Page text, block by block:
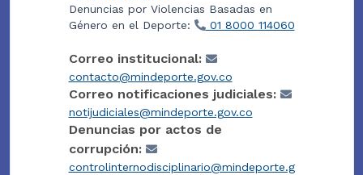
Denuncias por Violencias Basadas en
Género en el Deporte:
01 8000 114060
Correo institucional:
contacto@mindeporte.gov.co
Correo notificaciones judiciales:
notijudiciales@mindeporte.gov.co
Denuncias por actos de
corrupción:
controlinternodisciplinario@mindeporte.g